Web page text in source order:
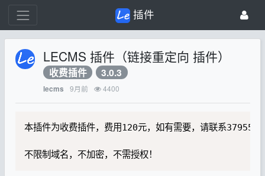
插件
LECMS 插件（链接重定向 插件）
收费插件 3.0.3
lecms 9月前 4400
本插件为收费插件，费用120元，如有需要，请联系
不限制域名，不加密，不需授权！